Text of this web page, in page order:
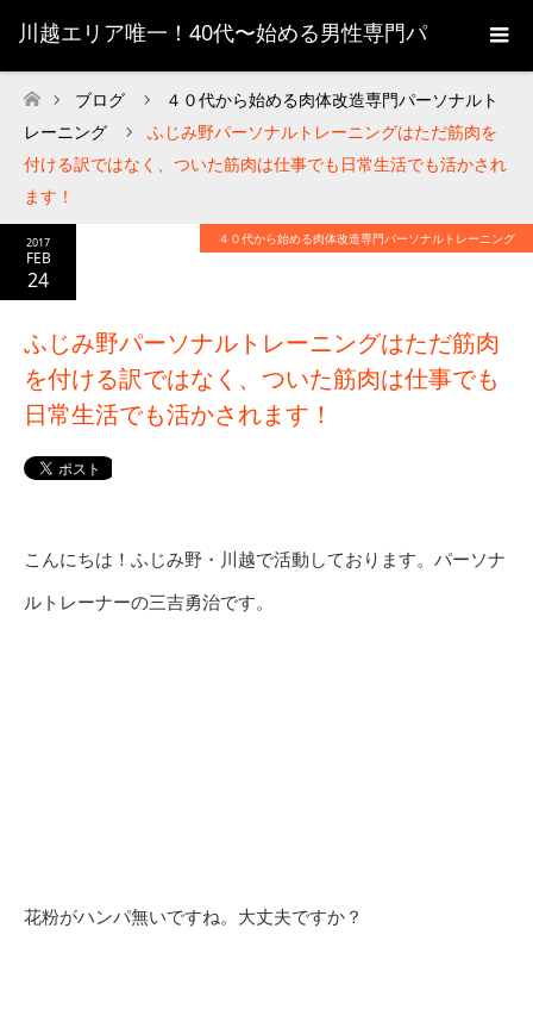
川越エリア唯一！40代〜始める男性専門パ
ーソナルトレーニング
ホーム
ブログ
４０代から始める肉体改造専門パーソナルト
レーニング
ふじみ野パーソナルトレーニングはただ筋肉を
付ける訳ではなく、ついた筋肉は仕事でも日常生活でも活かされ
ます！
2017
FEB
24
４０代から始める肉体改造専門パーソナルトレーニング
ふじみ野パーソナルトレーニングはただ筋肉
を付ける訳ではなく、ついた筋肉は仕事でも
日常生活でも活かされます！
こんにちは！ふじみ野・川越で活動しております。パーソナ
ルトレーナーの三吉勇治です。
花粉がハンパ無いですね。大丈夫ですか？